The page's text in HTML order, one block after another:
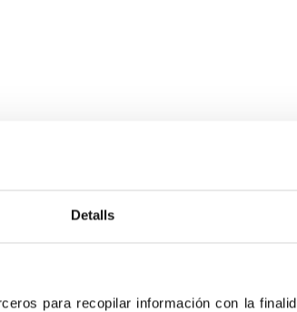
Detalls
para recopilar información con la
EXPERIÈNCIA